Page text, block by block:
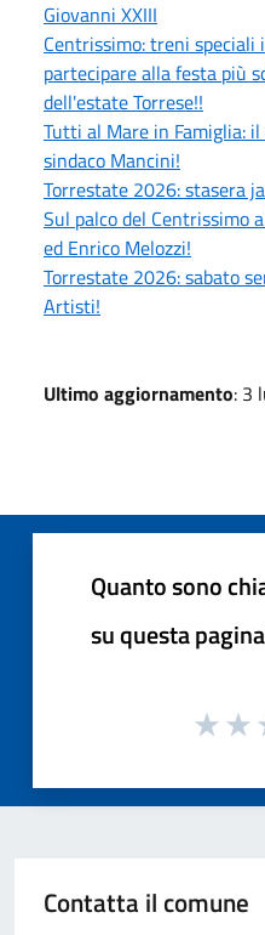
Giovanni XXIII
Centrissimo: treni
partecipare alla festa più
dell'estate Torrese!!
Tutti al Mare in Famiglia:
sindaco Mancini!
Torrestate 2026: stasera
Sul palco del Centrissimo
ed Enrico Melozzi!
Torrestate 2026: sabato
Artisti!
Ultimo aggiornamento: 3
Quanto sono
su questa
Contatta il comune